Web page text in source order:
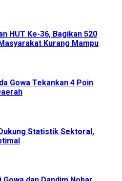
HUT Ke-36, Bagikan 520
Kurang Mampu
Gowa Tekankan 4 Poin
Statistik Sektoral,